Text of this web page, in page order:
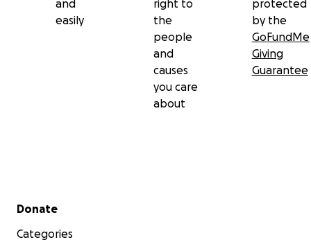
and
easily
right to
the
people
and
causes
you care
about
protected
by the
GoFundMe
Giving
Guarantee
Secondary menu
Donate
Categories